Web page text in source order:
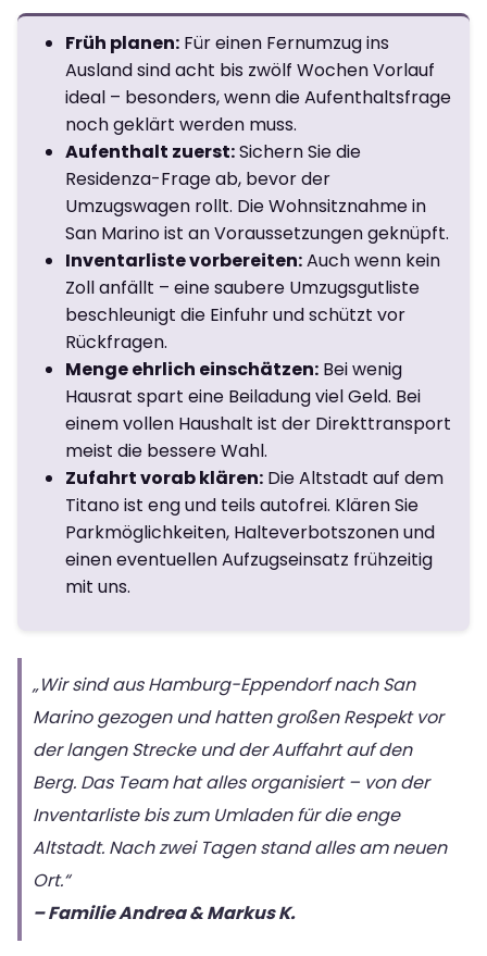
Früh planen: Für einen Fernumzug ins
Ausland sind acht bis zwölf Wochen Vorlauf
ideal – besonders, wenn die Aufenthaltsfrage
noch geklärt werden muss.
Aufenthalt zuerst:Sichern Sie die
Residenza-Frage ab, bevor der
Umzugswagen rollt. Die Wohnsitznahme in
San Marino ist an Voraussetzungen geknüpft.
Inventarliste vorbereiten:Auch wenn kein
Zoll anfällt – eine saubere Umzugsgutliste
beschleunigt die Einfuhr und schützt vor
Rückfragen.
Menge ehrlich einschätzen: Bei wenig
Hausrat spart eine Beiladung viel Geld. Bei
einem vollen Haushalt ist der Direkttransport
meist die bessere Wahl.
Zufahrt vorab klären: Die Altstadt auf dem
Titano ist eng und teils autofrei. Klären Sie
Parkmöglichkeiten, Halteverbotszonen und
einen eventuellen Aufzugseinsatz frühzeitig
mit uns.
„Wir sind aus Hamburg-Eppendorf nach San
Marino gezogen und hatten großen Respekt vor
der langen Strecke und der Auffahrt auf den
Berg. Das Team hat alles organisiert – von der
Inventarliste bis zum Umladen für die enge
Altstadt. Nach zwei Tagen stand alles am neuen
Ort.“
– Familie Andrea & Markus K.